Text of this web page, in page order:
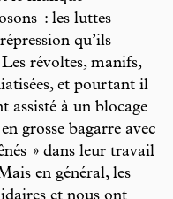
: les luttes
qu’ils
révoltes, manifs,
et pourtant il
assisté à un blocage
grosse bagarre avec
» dans leur travail
en général, les